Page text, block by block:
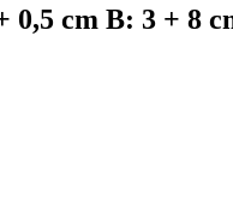
0,5 cm B: 3 + 8